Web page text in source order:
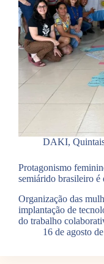
DAKI,
Protagonismo
semiárido brasileiro
Organização das
implantação de
do trabalho
16 de agosto